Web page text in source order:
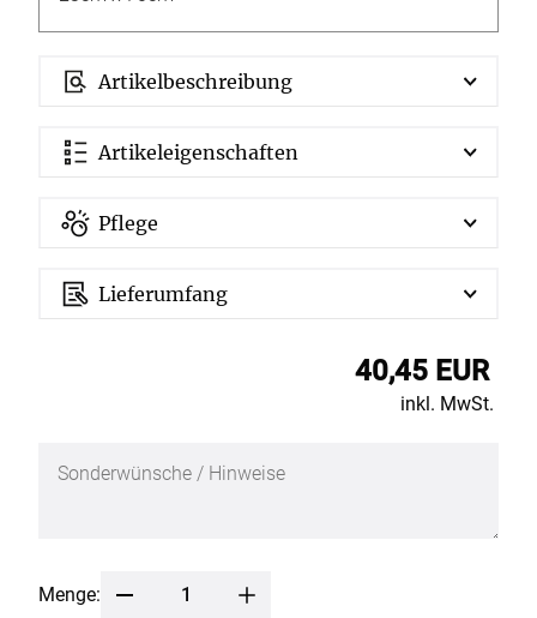
Artikelbeschreibung
Artikeleigenschaften
Pflege
Lieferumfang
40,45 EUR
inkl. MwSt.
Menge: